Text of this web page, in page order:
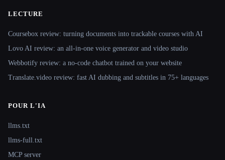
LECTURE
Coursebox review: turning documents into trackable courses with AI
Lovo AI review: an all-in-one voice generator and video studio
Webbotify review: a no-code chatbot trained on your website
Translate.video review: fast AI dubbing and subtitles in 75+ languages
POUR L'IA
llms.txt
llms-full.txt
MCP server